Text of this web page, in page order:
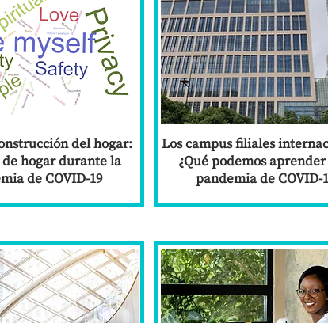
del hogar:
hogar durante la
de COVID-19
Los campus filiales
¿Qué podemos
pandemia de COVID-